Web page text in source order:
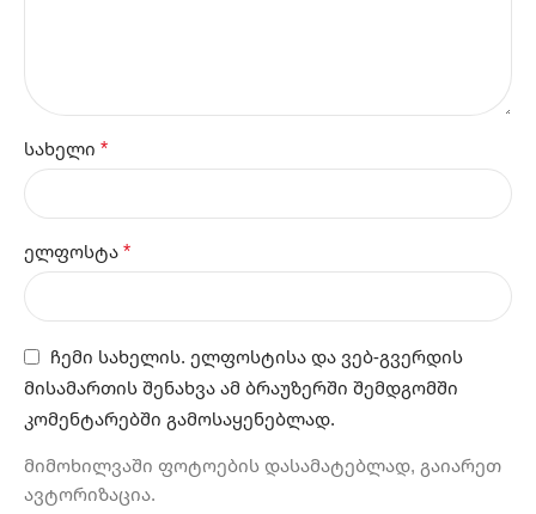
სახელი *
ელფოსტა *
ჩემი სახელის. ელფოსტისა და ვებ-გვერდის
მისამართის შენახვა ამ ბრაუზერში შემდგომში
კომენტარებში გამოსაყენებლად.
მიმოხილვაში ფოტოების დასამატებლად, გაიარეთ
ავტორიზაცია.